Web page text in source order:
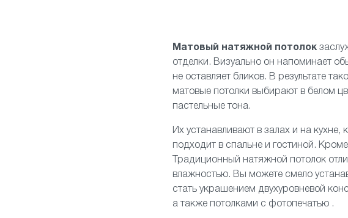
Матовый натяжной потолок
отделки. Визуально он напоминает
не оставляет бликов. В результате
матовые потолки выбирают в белом
пастельные тона.
Их устанавливают в залах и на кухне,
подходит в спальне и гостиной .
Традиционный натяжной потолок
влажностью. Вы можете смело
стать украшением двухуровневой
а также потолками с фотопечатью .